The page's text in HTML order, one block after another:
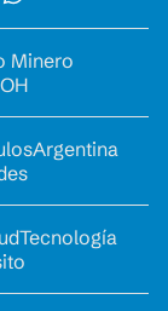
Minero
Argentina
Tecnología